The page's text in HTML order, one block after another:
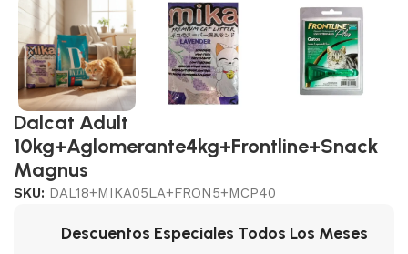
Dalcat Adult
10kg+Aglomerante4kg+Frontline+Snack
Magnus
SKU: DAL18+MIKA05LA+FRON5+MCP40
Descuentos Especiales Todos Los Meses